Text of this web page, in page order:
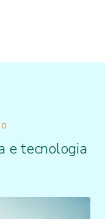
e tecnologia